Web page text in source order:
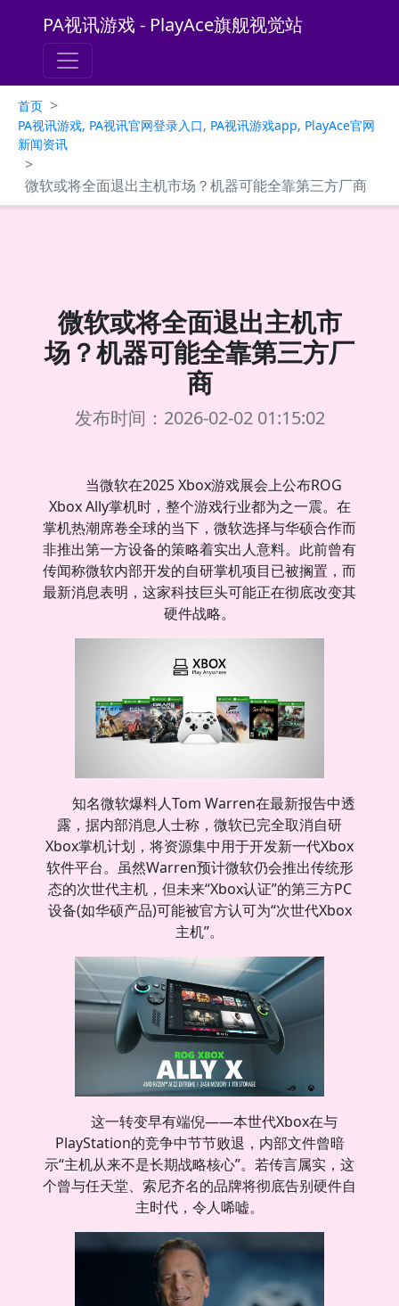
PA视讯游戏 - PlayAce旗舰视觉站
首页 >
PA视讯游戏, PA视讯官网登录入口, PA视讯游戏app, PlayAce官网
新闻资讯
>
微软或将全面退出主机市场？机器可能全靠第三方厂商
微软或将全面退出主机市
场？机器可能全靠第三方厂
商
发布时间：2026-02-02 01:15:02
当微软在2025 Xbox游戏展会上公布ROG
Xbox Ally掌机时，整个游戏行业都为之一震。在
掌机热潮席卷全球的当下，微软选择与华硕合作而
非推出第一方设备的策略着实出人意料。此前曾有
传闻称微软内部开发的自研掌机项目已被搁置，而
最新消息表明，这家科技巨头可能正在彻底改变其
硬件战略。
知名微软爆料人Tom Warren在最新报告中透
露，据内部消息人士称，微软已完全取消自研
Xbox掌机计划，将资源集中用于开发新一代Xbox
软件平台。虽然Warren预计微软仍会推出传统形
态的次世代主机，但未来“Xbox认证”的第三方PC
设备(如华硕产品)可能被官方认可为“次世代Xbox
主机”。
这一转变早有端倪——本世代Xbox在与
PlayStation的竞争中节节败退，内部文件曾暗
示“主机从来不是长期战略核心”。若传言属实，这
个曾与任天堂、索尼齐名的品牌将彻底告别硬件自
主时代，令人唏嘘。